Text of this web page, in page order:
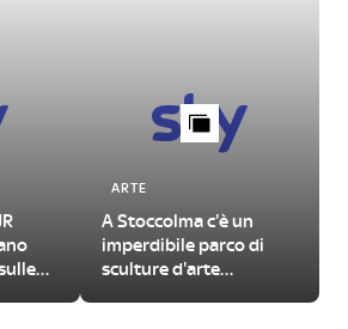
ARTE
A Stoccolma c'è un
imperdibile parco di
sculture d'arte